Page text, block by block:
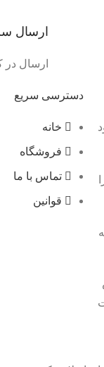
ارسال
ارسال در
خود
دسترسی سریع
خانه
فروشگاه
تماس با ما
قوانین